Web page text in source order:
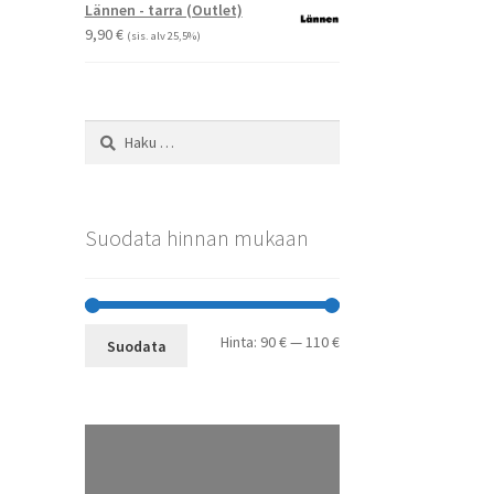
Lännen - tarra (Outlet)
9,90€ (sis. alv 25,5%)
Haku:
Suodata hinnan mukaan
Minimihinta
Maksimihinta
Suodata Hinta: 90 €—110 €